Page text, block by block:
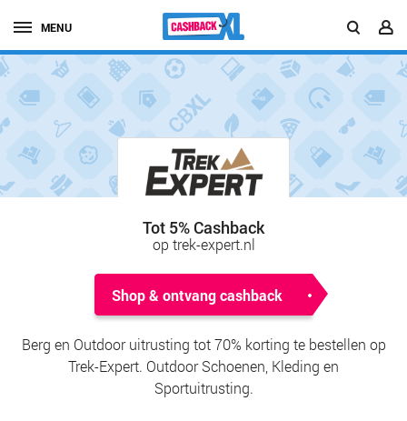
MENU
Tot 5% Cashback
op trek-expert.nl
Shop & ontvang cashback
Berg en Outdoor uitrusting tot 70% korting te bestellen op
Trek-Expert. Outdoor Schoenen, Kleding en
Sportuitrusting.